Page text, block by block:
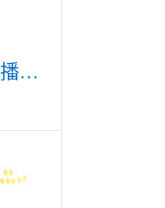
2025年Cabsat迪拜广播电视展